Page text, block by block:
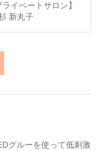
イベートサロン】
新丸子
グルーを使って低刺激